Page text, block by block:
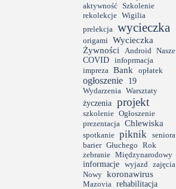
aktywność Szkolenie
rekolekcje Wigilia
prelekcja wycieczka
origami Wycieczka
Żywności
Android Nasze
COVID
infoprmacja
impreza Bank opłatek
ogłoszenie 19
Wydarzenia Warsztaty
życzenia projekt
szkolenie Ogłoszenie
prezentacja Chlewiska
spotkanie piknik
seniora
barier Głuchego
Rok
zebranie Międzynarodowy
informacje wyjazd zajęcia
Nowy koronawirus
Mazovia rehabilitacja